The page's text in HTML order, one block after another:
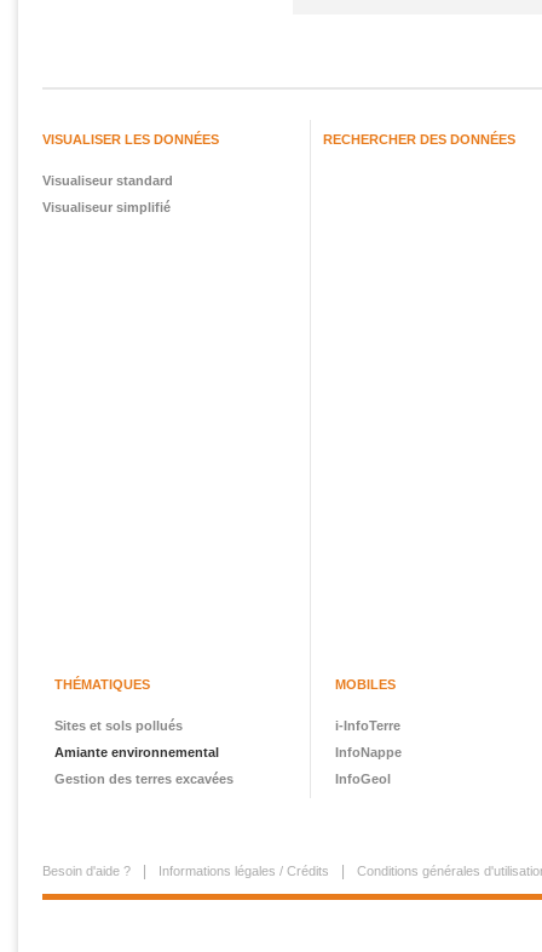
VISUALISER LES DONNÉES
Visualiseur standard
Visualiseur simplifié
RECHERCHER DES DONNÉES
THÉMATIQUES
Sites et sols pollués
Amiante environnemental
Gestion des terres excavées
MOBILES
i-InfoTerre
InfoNappe
InfoGeol
Besoin d'aide ? Informations légales / Crédits Conditions générales